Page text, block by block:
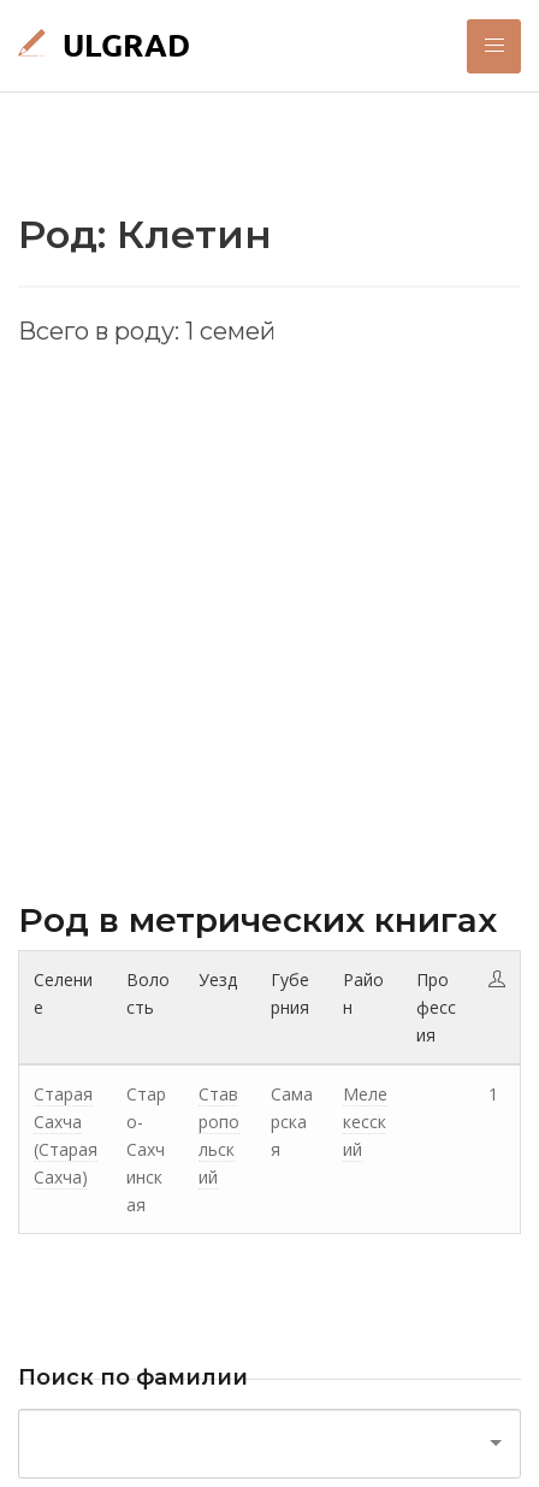
Род: Клетин
Всего в роду: 1 семей
Род в метрических книгах
Селени
е
Воло
сть
Уезд
Губе
рния
Райо
н
Про
фесс
ия
Старая
Сахча
(Старая
Сахча)
Стар
о-
Сахч
инск
ая
Став
ропо
льск
ий
Сама
рска
я
Меле
кесск
ий
1
Поиск по фамилии